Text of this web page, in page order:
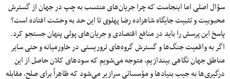
سؤال اصلی اما اینجاست که چرا جریان‌های منتسب به چپ در جهان از گسترش
محبوبیت و تثبیت جایگاه شاهزاده رضا پهلوی تا این حد به وحشت افتاده است؟
پاسخ این پرسش را باید در منافع اقتصادی و جریان‌های پولی پنهان جستجو کرد.
اگر به واقعیت جنگ‌ها و گسترش گروه‌های تروریستی در خاورمیانه و حتی سایر
مناطق جهان نگاهی بیندازیم، متوجه می‌شویم که سودهای کلان حاصل از این
درگیری‌ها به جیب بنیادها و مؤسساتی سرازیر می‌شود که ظاهراً برای صلح، مقابله